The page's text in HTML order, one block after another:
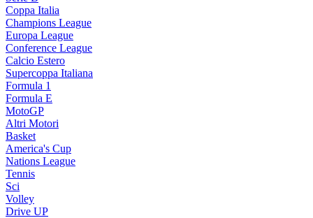
Coppa Italia
Champions League
Europa League
Conference League
Calcio Estero
Supercoppa Italiana
Formula 1
Formula E
MotoGP
Altri Motori
Basket
America's Cup
Nations League
Tennis
Sci
Volley
Drive UP